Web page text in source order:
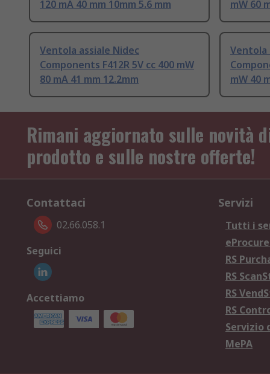
120 mA 40 mm 10mm 5.6 mm
mW 60
Ventola assiale Nidec
Components F412R 5V cc 400 mW
80 mA 41 mm 12.2mm
Ventola
mW 40
Rimani aggiornato sulle novità
prodotto e sulle nostre offerte!
Contattaci
02.66.058.1
Seguici
Accettiamo
Servizi
Tutti i
RS
RS
RS
RS
Servizio
MePA